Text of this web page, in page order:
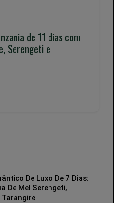
de 11 dias com
Serengeti e
De Luxo De 7 Dias:
De Mel Serengeti,
Tarangire